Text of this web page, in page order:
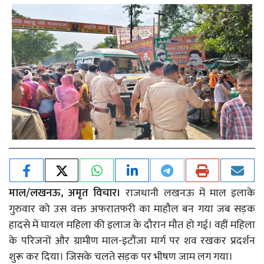
माल/लखनऊ, अमृत विचार। राजधानी लखनऊ में माल इलाके
गुरुवार को उस वक्त अफरातफरी का माहौल बन गया जब सड़क
हादसे में घायल महिला की इलाज के दौरान मौत हो गई। वहीं महिला
के परिजनों और ग्रामीण माल-इटौंजा मार्ग पर शव रखकर प्रदर्शन
शुरू कर दिया। जिसके चलते सड़क पर भीषण जाम लग गया।